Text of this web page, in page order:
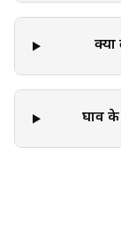
क्या
घाव के